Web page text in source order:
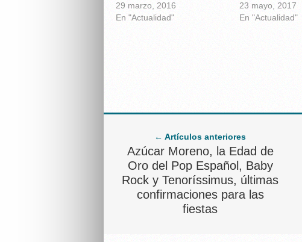
29 marzo, 2016
En "Actualidad"
23 mayo, 2017
En "Actualidad"
← Artículos anteriores
Azúcar Moreno, la Edad de
Oro del Pop Español, Baby
Rock y Tenoríssimus, últimas
confirmaciones para las
fiestas